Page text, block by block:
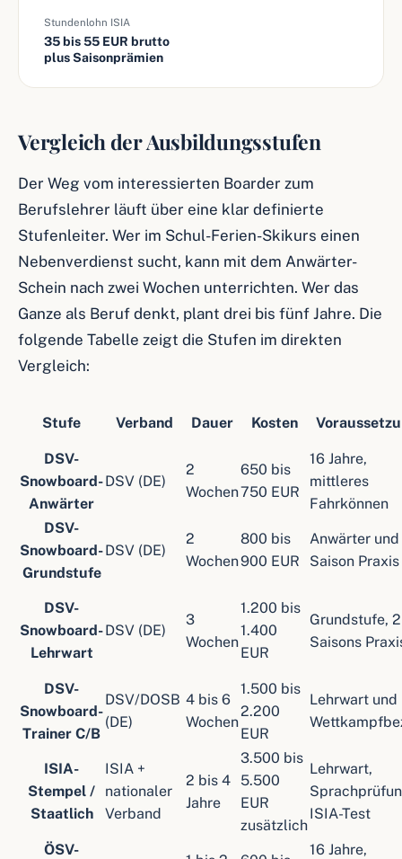
Stundenlohn ISIA
35 bis 55 EUR brutto
plus Saisonprämien
Vergleich der Ausbildungsstufen
Der Weg vom interessierten Boarder zum
Berufslehrer läuft über eine klar definierte
Stufenleiter. Wer im Schul-Ferien-Skikurs einen
Nebenverdienst sucht, kann mit dem Anwärter-
Schein nach zwei Wochen unterrichten. Wer das
Ganze als Beruf denkt, plant drei bis fünf Jahre. Die
folgende Tabelle zeigt die Stufen im direkten
Vergleich:
Stufe Verband Dauer Kosten
DSV-
Snowboard-
Anwärter
DSV (DE)
2
Wochen
650 bis
750 EUR
16 Jahre,
mittleres
Fahrkönnen
DSV-
Snowboard-
Grundstufe
DSV (DE)
2
Wochen
800 bis
900 EUR
Anwärter und
Saison Praxis
DSV-
Snowboard-
Lehrwart
DSV (DE)
3
Wochen
1.200 bis
1.400
EUR
Grundstufe, 2
Saisons
DSV-
Snowboard-
Trainer C/B
DSV/DOSB
(DE)
4 bis 6
Wochen
1.500 bis
2.200
EUR
Lehrwart und
ISIA-
Stempel /
Staatlich
ISIA +
nationaler
Verband
2 bis 4
Jahre
3.500 bis
5.500
EUR
zusätzlich
Lehrwart,
ISIA-Test
ÖSV-
16 Jahre,